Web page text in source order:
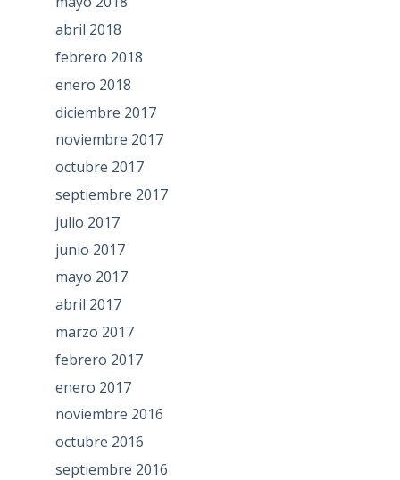
abril 2018
febrero 2018
enero 2018
diciembre 2017
noviembre 2017
octubre 2017
septiembre 2017
julio 2017
junio 2017
mayo 2017
abril 2017
marzo 2017
febrero 2017
enero 2017
noviembre 2016
octubre 2016
septiembre 2016